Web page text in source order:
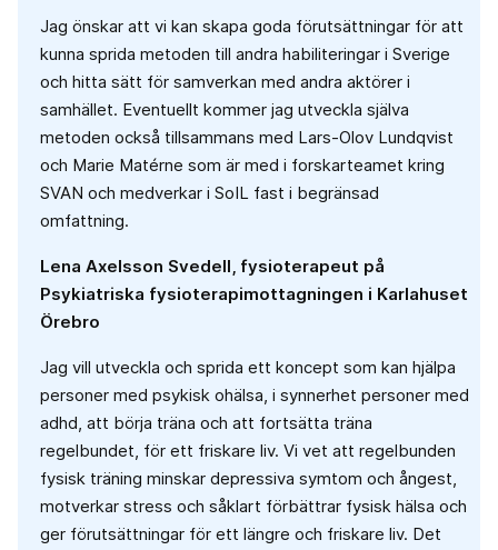
Jag önskar att vi kan skapa goda förutsättningar för att
kunna sprida metoden till andra habiliteringar i Sverige
och hitta sätt för samverkan med andra aktörer i
samhället. Eventuellt kommer jag utveckla själva
metoden också tillsammans med Lars-Olov Lundqvist
och Marie Matérne som är med i forskarteamet kring
SVAN och medverkar i SoIL fast i begränsad
omfattning.
Lena Axelsson Svedell, fysioterapeut på
Psykiatriska fysioterapimottagningen i Karlahuset
Örebro
Jag vill utveckla och sprida ett koncept som kan hjälpa
personer med psykisk ohälsa, i synnerhet personer med
adhd, att börja träna och att fortsätta träna
regelbundet, för ett friskare liv. Vi vet att regelbunden
fysisk träning minskar depressiva symtom och ångest,
motverkar stress och såklart förbättrar fysisk hälsa och
ger förutsättningar för ett längre och friskare liv. Det